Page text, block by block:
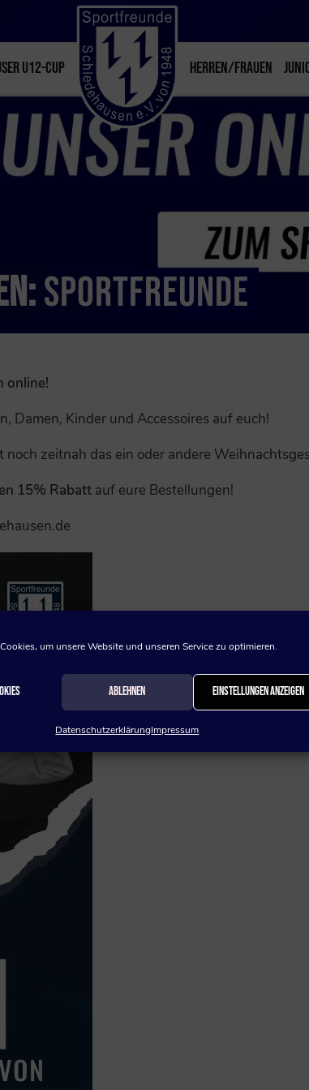
um unsere Website und unseren Service zu optimieren.
Ablehnen Einstellungen anzeigen
DatenschutzerklärungImpressum
U12-CUP HERREN/FRAUEN
SPORTFREUNDE
online!
Damen, Kinder und Accessoires auf euch!
zeitnah das ein oder andere
15% Rabatt auf eure Bestellungen!